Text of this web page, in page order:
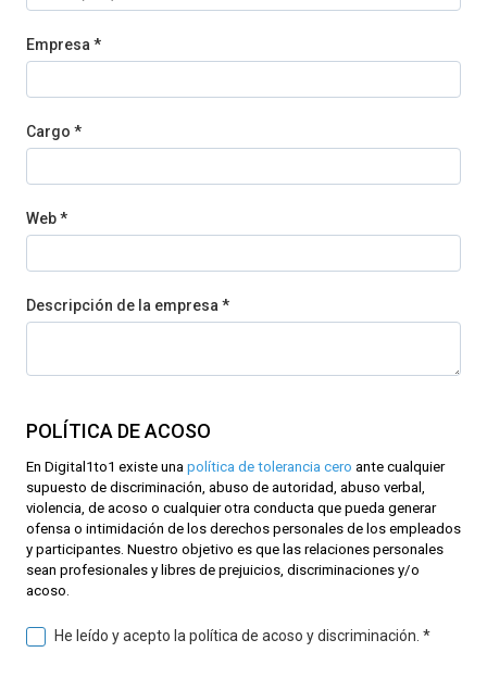
Empresa *
Cargo *
Web *
Descripción de la empresa *
POLÍTICA DE ACOSO
En Digital1to1 existe una política de tolerancia cero ante cualquier
supuesto de discriminación, abuso de autoridad, abuso verbal,
violencia, de acoso o cualquier otra conducta que pueda generar
ofensa o intimidación de los derechos personales de los empleados
y participantes. Nuestro objetivo es que las relaciones personales
sean profesionales y libres de prejuicios, discriminaciones y/o
acoso.
He leído y acepto la política de acoso y discriminación. *